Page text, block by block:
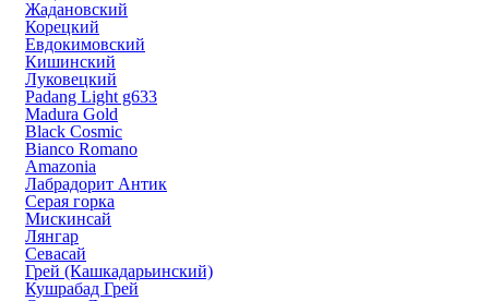
Жадановский
Корецкий
Евдокимовский
Кишинский
Луковецкий
Padang Light g633
Madura Gold
Black Cosmic
Bianco Romano
Amazonia
Лабрадорит Антик
Серая горка
Мискинсай
Лянгар
Севасай
Грей (Кашкадарьинский)
Кушрабад Грей